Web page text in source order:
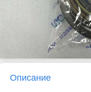
Описание